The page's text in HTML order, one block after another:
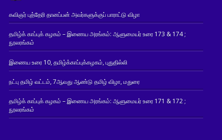
கவிஞர் புத்தேரி தானப்பன் அவர்களுக்குப் பாராட்டு விழா
தமிழ்க் காப்புக் கழகம் – இணைய அரங்கம்: ஆளுமையர் உரை 173 & 174 ;
நூலரங்கம்
இணைய உரை 10, தமிழ்க்காப்புக்கழகம், புதுதில்லி
நட்பு தமிழ் வட்டம், 7ஆவது ஆண்டு தமிழ் விழா, மதுரை
தமிழ்க் காப்புக் கழகம் – இணைய அரங்கம்: ஆளுமையர் உரை 171 & 172 ;
நூலரங்கம்